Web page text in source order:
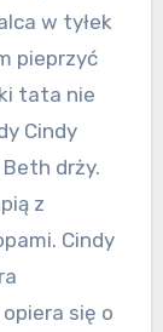
w tyłek
pieprzyć
tata nie
Cindy
Beth drży.
z
Cindy
się o